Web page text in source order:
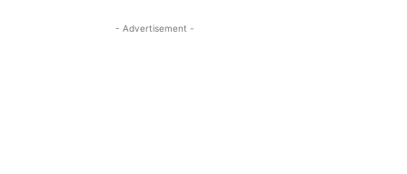
- Advertisement -